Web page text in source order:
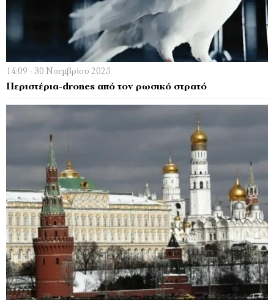
14:09 - 30 Νοεμβρίου 2025
Περιστέρια-drones από τον ρωσικό στρατό